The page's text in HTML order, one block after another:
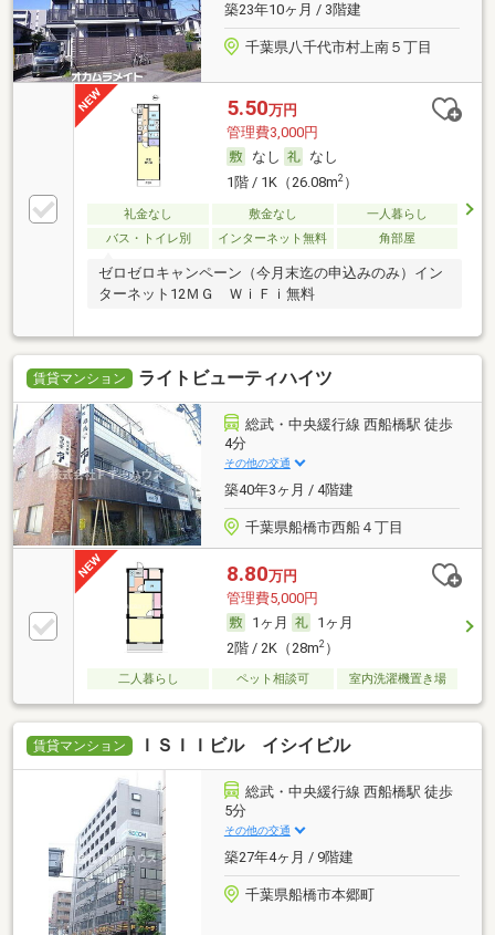
築23年10ヶ月 / 3階建
千葉県八千代市村上南５丁目
5.50万円
管理費3,000円
なし
なし
1階 / 1K（26.08m2）
礼金なし 敷金なし
一人暮らし
バス・トイレ別
インターネット無料 角部屋
ゼロゼロキャンペーン（今月末迄の申込みのみ）イン
ターネット12ＭＧ ＷｉＦｉ無料
賃貸マンション ライトビューティハイツ
総武・中央緩行線 西船橋駅 徒歩
4分
その他の交通
築40年3ヶ月 / 4階建
千葉県船橋市西船４丁目
8.80万円
管理費5,000円
1ヶ月
1ヶ月
2階 / 2K（28m2）
二人暮らし ペット相談可 室内洗濯機置き場
賃貸マンション ＩＳＩＩビル イシイビル
総武・中央緩行線 西船橋駅 徒歩
5分
その他の交通
築27年4ヶ月 / 9階建
千葉県船橋市本郷町